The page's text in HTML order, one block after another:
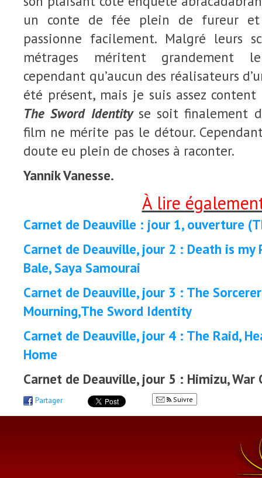
un conte de fée plein de fureur
passionne facilement. Malgré leurs
métrages méritent grandement
cependant qu’aucun des réalisateurs
été présent, mais je suis assez
The Sword Identityse soit finalement
film ne mérite pas le détour.
doute eu plein de choses à raconter.
Yannik Vanesse.
À lire
Carnet de Deauville : jour 1, ouverture
Carnet de Deauville, jour 2 : Death is my
Bale, Saya Samourai
Carnet de Deauville, jour 3 : The
Mourning,The Sword Identity
Carnet de Deauville, jour 4 : The Raid,
Home
Carnet de Deauville, jour 5 : Himizu, War
Partager Suivre